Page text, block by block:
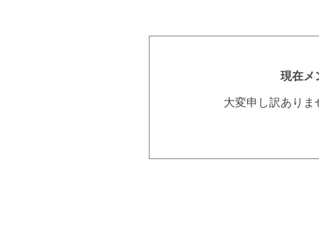
現在メ
大変申し訳あり